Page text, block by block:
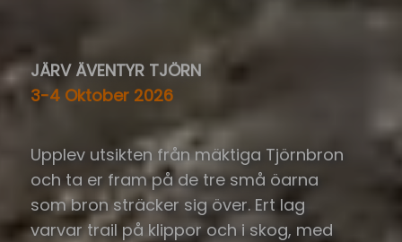
JÄRV ÄVENTYR TJÖRN
3-4 Oktober 2026
Upplev utsikten från mäktiga Tjörnbron
och ta er fram på de tre små öarna
som bron sträcker sig över. Ert lag
varvar trail på klippor och i skog, med